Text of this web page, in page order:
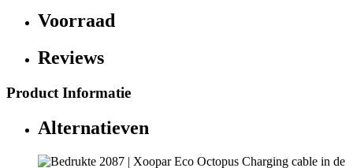
Voorraad
Reviews
Product Informatie
Alternatieven